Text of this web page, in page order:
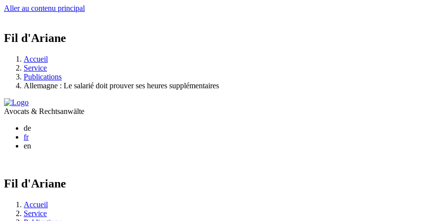
Aller au contenu principal
Fil d'Ariane
Accueil
Service
Publications
Allemagne : Le salarié doit prouver ses heures supplémentaires
Avocats & Rechtsanwälte
de
fr
en
Fil d'Ariane
Accueil
Service